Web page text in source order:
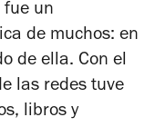
fue un
de muchos: en
de ella. Con el
las redes tuve
libros y